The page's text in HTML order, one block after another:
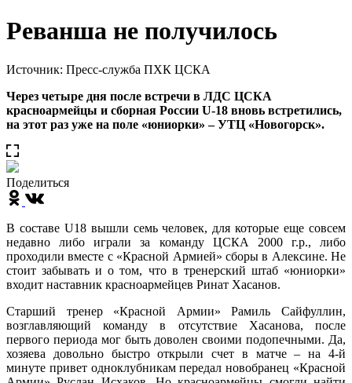
Реванша не получилось
Источник: Пресс-служба ПХК ЦСКА
Через четыре дня после встречи в ЛДС ЦСКА
красноармейцы и сборная России U-18 вновь встретились,
на этот раз уже на поле «юниорки» – УТЦ «Новогорск».
Поделиться
В составе U18 вышли семь человек, для которые еще совсем
недавно либо играли за команду ЦСКА 2000 г.р., либо
проходили вместе с «Красной Армией» сборы в Алексине. Не
стоит забывать и о том, что в тренерский штаб «юниорки»
входит наставник красноармейцев Ринат Хасанов.
Старший тренер «Красной Армии» Рамиль Сайфуллин,
возглавляющий команду в отсутствие Хасанова, после
первого периода мог быть доволен своими подопечными. Да,
хозяева довольно быстро открыли счет в матче – на 4-й
минуте привет одноклубникам передал новобранец «Красной